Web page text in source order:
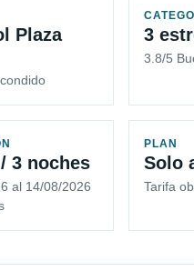
Plaza
3
3.8/5
3 noches
al 14/08/2026
PLAN
Solo
Tarifa